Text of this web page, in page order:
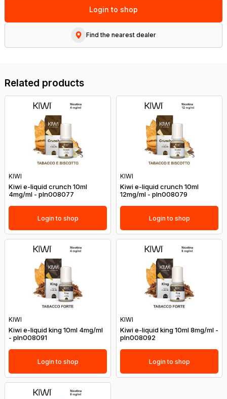
Login to shop
Find the nearest dealer
Related products
KIWI
Kiwi e-liquid crunch 10ml
4mg/ml - pln008077
Login to shop
KIWI
Kiwi e-liquid crunch 10ml
12mg/ml - pln008079
Login to shop
KIWI
Kiwi e-liquid king 10ml 4mg/ml
- pln008091
Login to shop
KIWI
Kiwi e-liquid king 10ml 8mg/ml -
pln008092
Login to shop